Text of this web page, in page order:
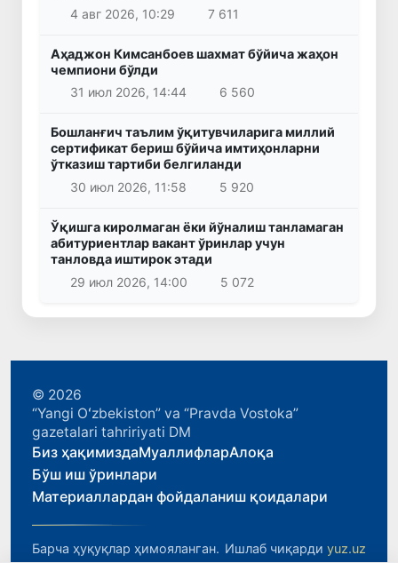
4 авг 2026, 10:29
7 611
Аҳаджон Кимсанбоев шахмат бўйича жаҳон
чемпиони бўлди
31 июл 2026, 14:44
6 560
Бошланғич таълим ўқитувчиларига миллий
сертификат бериш бўйича имтиҳонларни
ўтказиш тартиби белгиланди
30 июл 2026, 11:58
5 920
Ўқишга киролмаган ёки йўналиш танламаган
абитуриентлар вакант ўринлар учун
танловда иштирок этади
29 июл 2026, 14:00
5 072
© 2026
“Yangi Oʻzbekiston” va “Pravda Vostoka”
gazetalari tahririyati DM
Биз ҳақимиздаМуаллифларАлоқа
Бўш иш ўринлари
Материаллардан фойдаланиш қоидалари
Барча ҳуқуқлар ҳимояланган. Ишлаб чиқарди yuz.uz